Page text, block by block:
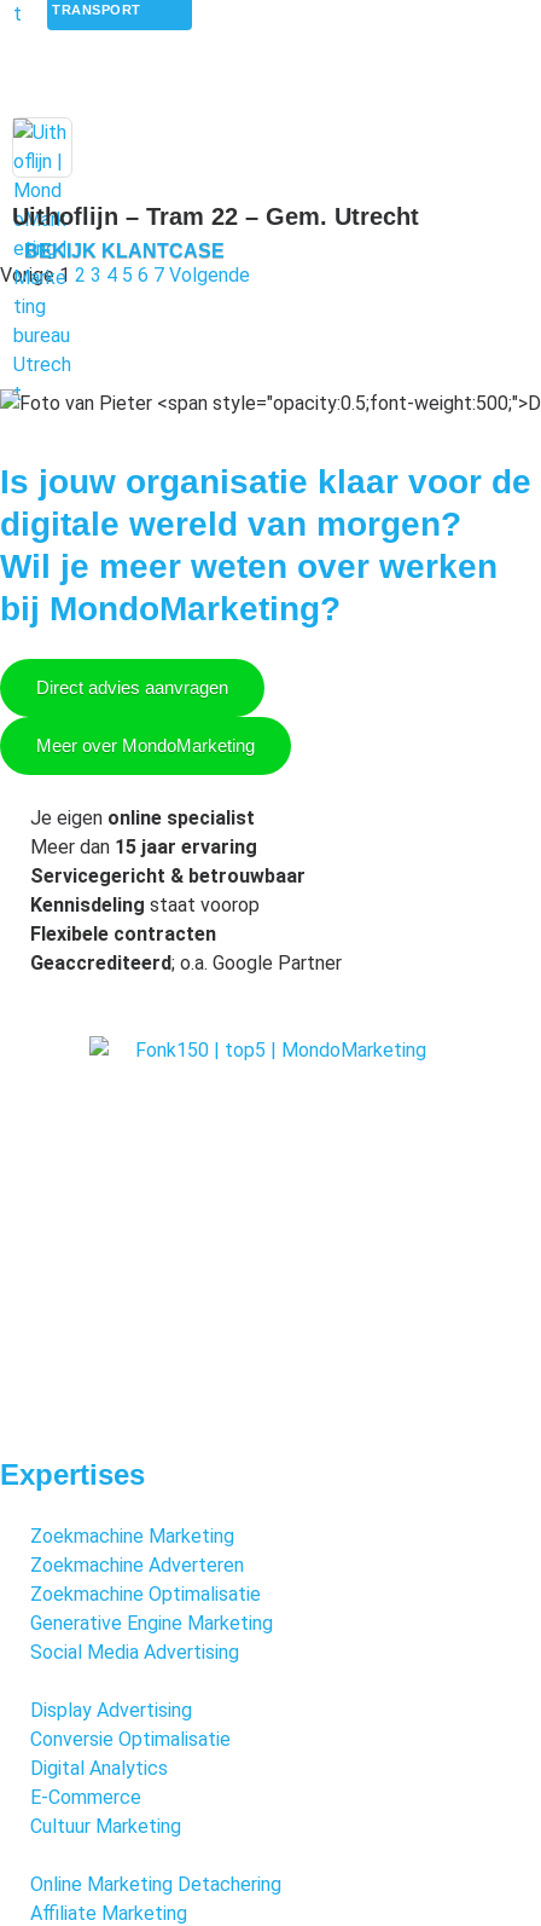
TRANSPORT
Uithoflijn – Tram 22 – Gem. Utrecht
BEKIJK KLANTCASE
Vorige 1 2 3 4 5 6 7 Volgende
Is jouw organisatie klaar voor de
digitale wereld van morgen?
Wil je meer weten over werken
bij MondoMarketing?
Direct advies aanvragen
Meer over MondoMarketing
Je eigen online specialist
Meer dan 15 jaar ervaring
Servicegericht & betrouwbaar
Kennisdeling staat voorop
Flexibele contracten
Geaccrediteerd; o.a. Google Partner
Expertises
Zoekmachine Marketing
Zoekmachine Adverteren
Zoekmachine Optimalisatie
Generative Engine Marketing
Social Media Advertising
Display Advertising
Conversie Optimalisatie
Digital Analytics
E-Commerce
Cultuur Marketing
Online Marketing Detachering
Affiliate Marketing